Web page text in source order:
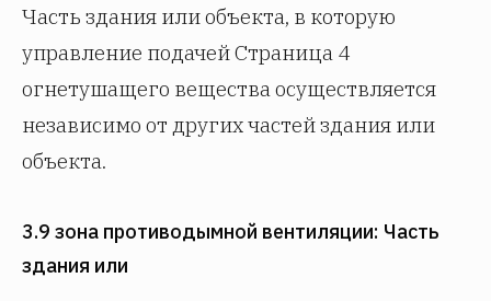
Часть здания или объекта, в которую
управление подачей Страница 4
огнетушащего вещества осуществляется
независимо от других частей здания или
объекта.
3.9 зона противодымной вентиляции: Часть
здания или